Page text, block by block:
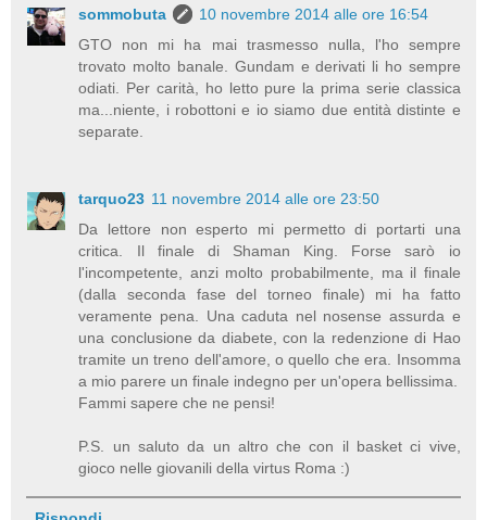
sommobuta
10 novembre 2014 alle ore 16:54
GTO non mi ha mai trasmesso nulla, l'ho sempre
trovato molto banale. Gundam e derivati li ho sempre
odiati. Per carità, ho letto pure la prima serie classica
ma...niente, i robottoni e io siamo due entità distinte e
separate.
tarquo23 11 novembre 2014 alle ore 23:50
Da lettore non esperto mi permetto di portarti una
critica. Il finale di Shaman King. Forse sarò io
l'incompetente, anzi molto probabilmente, ma il finale
(dalla seconda fase del torneo finale) mi ha fatto
veramente pena. Una caduta nel nosense assurda e
una conclusione da diabete, con la redenzione di Hao
tramite un treno dell'amore, o quello che era. Insomma
a mio parere un finale indegno per un'opera bellissima.
Fammi sapere che ne pensi!
P.S. un saluto da un altro che con il basket ci vive,
gioco nelle giovanili della virtus Roma :)